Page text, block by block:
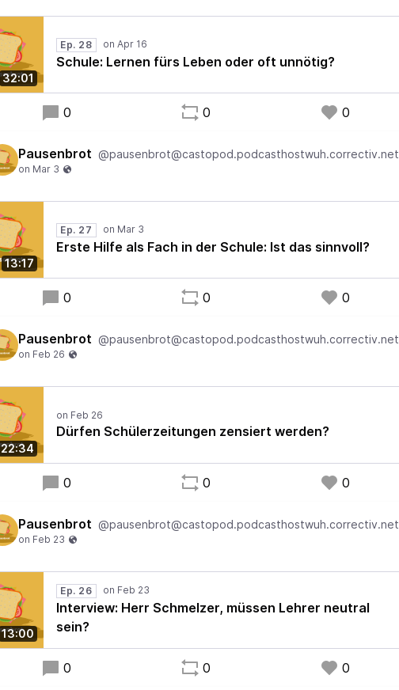
32:01
Ep. 28
Schule: Lernen fürs Leben oder oft unnötig?
0 0 0
Pausenbrot @pausenbrot@castopod.podcasthostwuh.correctiv.net
13:17
Ep. 27
Erste Hilfe als Fach in der Schule: Ist das sinnvoll?
0 0 0
Pausenbrot @pausenbrot@castopod.podcasthostwuh.correctiv.net
22:34
Dürfen Schülerzeitungen zensiert werden?
0 0 0
Pausenbrot @pausenbrot@castopod.podcasthostwuh.correctiv.net
13:00
Ep. 26
Interview: Herr Schmelzer, müssen Lehrer neutral
sein?
0 0 0